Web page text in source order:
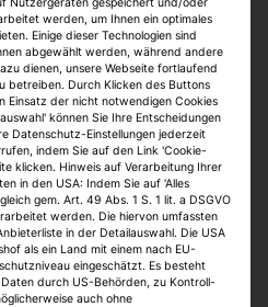
werden, um Ihnen ein optimales
Einige dieser Technologien sind
abgewählt werden, während andere
dienen, unsere Webseite fortlaufend
betreiben. Durch Klicken des Buttons
Einsatz der nicht notwendigen Cookies
können Sie Ihre Entscheidungen
Datenschutz-Einstellungen jederzeit
indem Sie auf den Link 'Cookie-
klicken. Hinweis auf Verarbeitung Ihrer
in den USA: Indem Sie auf 'Alles
gem. Art. 49 Abs. 1 S. 1 lit. a DSGVO
werden. Die hiervon umfassten
in der Detailauswahl. Die USA
als ein Land mit einem nach EU-
eingeschätzt. Es besteht
durch US-Behörden, zu Kontroll-
auch ohne